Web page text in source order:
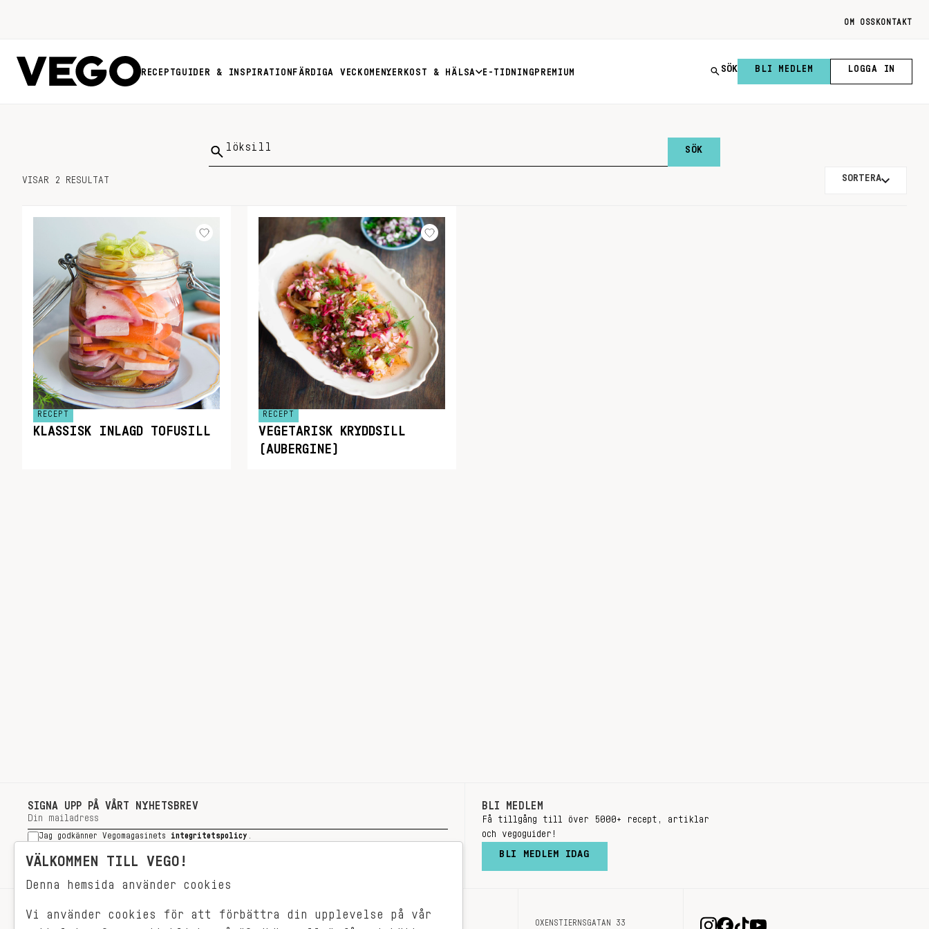
OM OSS KONTAKT
RECEPTGUIDER & INSPIRATION FÄRDIGA VECKOMENYER KOST & HÄLSA E-TIDNING PREMIUM SÖK BLI MEDLEM LOGGA IN
Sök
VISAR 2 RESULTAT SORTERA
RECEPT
KLASSISK INLAGD TOFUSILL
RECEPT
VEGETARISK KRYDDSILL
(AUBERGINE)
SIGNA UPP PÅ VÅRT NYHETSBREV
Jag godkänner Vegomagasinets integritetspolicy
SIGNA UPP
BLI MEDLEM
Få tillgång till över 5000+ recept, artiklar
och vegoguider!
BLI MEDLEM IDAG
RECEPT OM OSS OXENSTIERNSGATAN 33
VÄLKOMMEN TILL VEGO!
Denna hemsida använder cookies
Vi använder cookies för att förbättra din upplevelse på vår